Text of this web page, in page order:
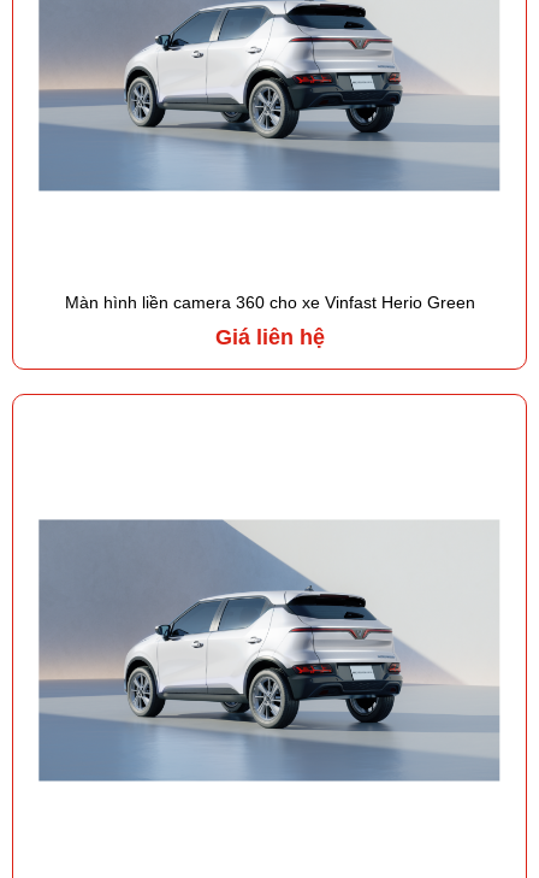
Màn hình liền camera 360 cho xe Vinfast Herio Green
Giá liên hệ